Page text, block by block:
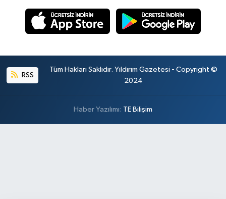
RSS
Tüm Hakları Saklıdır. Yıldırım Gazetesi - Copyright ©
2024
Haber Yazılımı: TE Bilişim